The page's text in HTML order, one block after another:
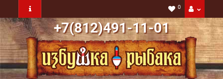
0
+7(812)491-11-01